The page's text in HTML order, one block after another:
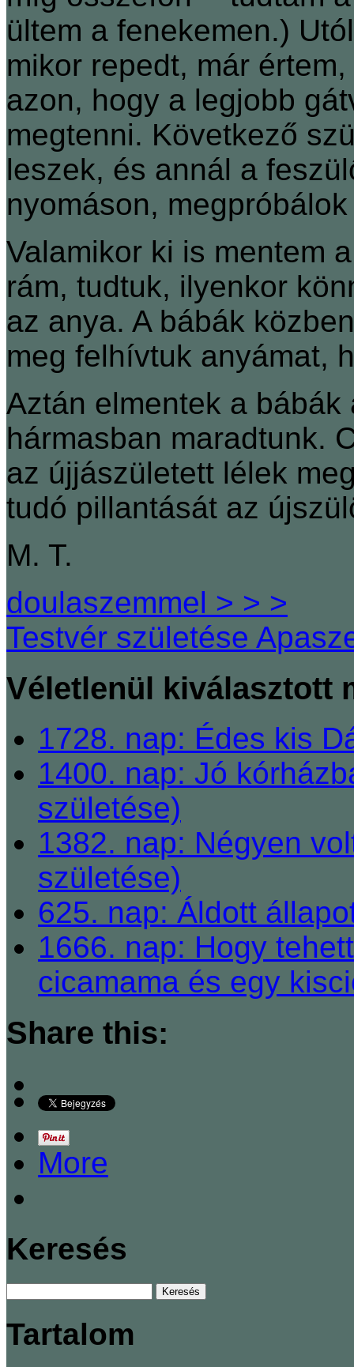
ültem a fenekemen.)
mikor repedt, már
azon, hogy a legjobb
megtenni. Következő
leszek, és annál a
nyomáson,
Valamikor ki is mentem
rám, tudtuk, ilyenkor
az anya. A bábák
meg felhívtuk anyámat,
Aztán elmentek a
hármasban maradtunk.
az újjászületett lélek
tudó pillantását az
M. T.
doulaszemmel > > >
Testvér születése
Véletlenül kiválasztott
1728. nap: Édes kis
1400. nap: Jó
születése)
1382. nap: Négyen
születése)
625. nap: Áldott
1666. nap: Hogy
cicamama és egy
Share this:
More
Keresés
Tartalom